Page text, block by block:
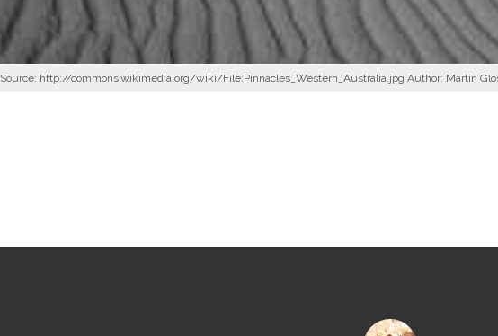
Source: http://commons.wikimedia.org/wiki/File:Pinnacles_Western_Australia.jpg Author: Martin